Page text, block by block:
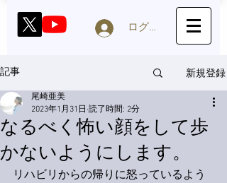
ログイン
記事 新規登録
なるべく怖い顔をして歩
かないようにします。
尾崎亜美
2023年1月31日 読了時間: 2分
リハビリからの帰りに怒っているよう